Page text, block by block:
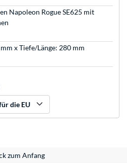
Napoleon Rogue SE625 mit
x Tiefe/Länge: 280 mm
die EU
zum Anfang